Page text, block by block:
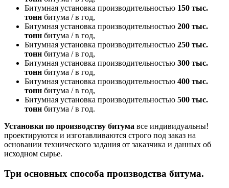
Битумная установка производительностью 150 тыс.
тонн битума / в год,
Битумная установка производительностью 200 тыс.
тонн битума / в год,
Битумная установка производительностью 250 тыс.
тонн битума / в год,
Битумная установка производительностью 300 тыс.
тонн битума / в год,
Битумная установка производительностью 400 тыс.
тонн битума / в год,
Битумная установка производительностью 500 тыс.
тонн битума / в год.
Установки по производству битума все индивидуальны!
проектируются и изготавливаются строго под заказ на
основании технического задания от заказчика и данных об
исходном сырье.
Три основных способа производства битума.